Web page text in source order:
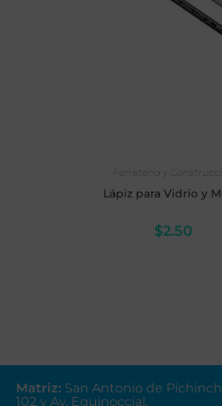
Ferretería y
Lápiz para Vidrio y
$2.50
Matriz: San Antonio de
102 y Av. Equinoccial.